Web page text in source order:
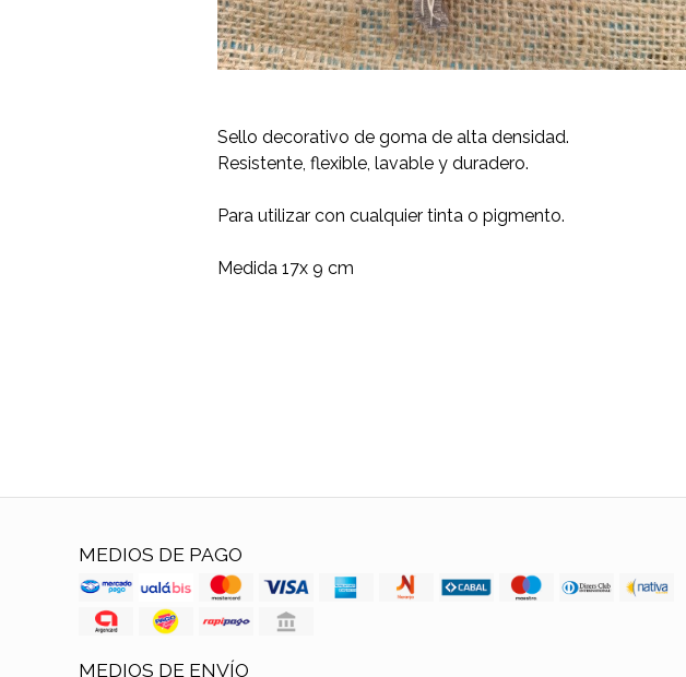
Sello decorativo de goma de alta densidad.
Resistente, flexible, lavable y duradero.
Para utilizar con cualquier tinta o pigmento.
Medida 17x 9 cm
MEDIOS DE PAGO
MEDIOS DE ENVÍO